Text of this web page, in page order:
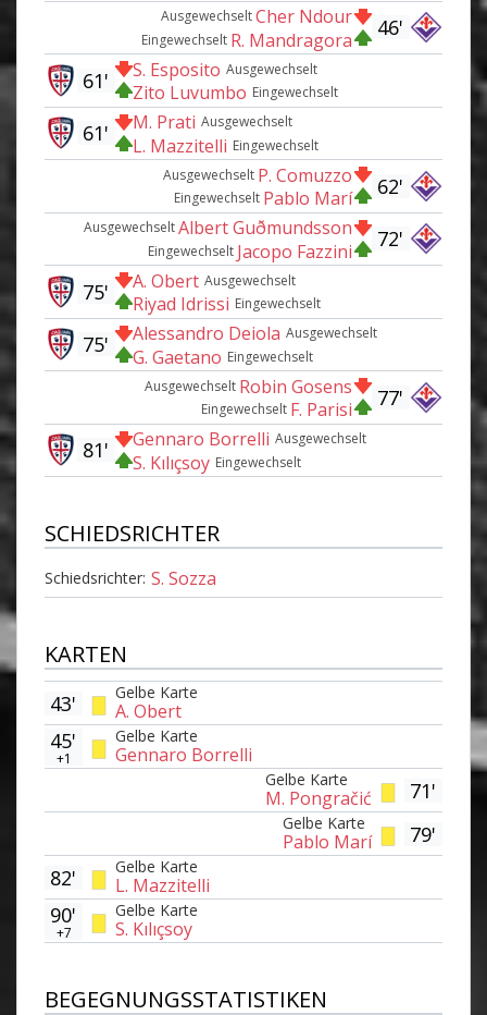
46'
AusgewechseltCher Ndour
Eingewechselt R. Mandragora
Ausgewechselt
S. Esposito
Eingewechselt
Zito Luvumbo
61'
Ausgewechselt
M. Prati
Eingewechselt
L. Mazzitelli
61'
62'
Ausgewechselt P. Comuzzo
Eingewechselt Pablo Marí
72'
AusgewechseltAlbert Guðmundsson
Eingewechselt Jacopo Fazzini
Ausgewechselt
A. Obert
Eingewechselt
Riyad Idrissi
75'
Ausgewechselt
Alessandro Deiola
Eingewechselt
G. Gaetano
75'
77'
Ausgewechselt Robin Gosens
Eingewechselt F. Parisi
Ausgewechselt
Gennaro Borrelli
Eingewechselt
S. Kılıçsoy
81'
SCHIEDSRICHTER
Schiedsrichter: S. Sozza
KARTEN
Gelbe Karte
A. Obert
43'
Gelbe Karte
Gennaro Borrelli
45'
+1
71'
Gelbe Karte
M. Pongračić
79'
Gelbe Karte
Pablo Marí
Gelbe Karte
L. Mazzitelli
82'
Gelbe Karte
S. Kılıçsoy
90'
+7
BEGEGNUNGSSTATISTIKEN